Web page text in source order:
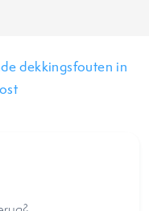
dekkingsfouten in